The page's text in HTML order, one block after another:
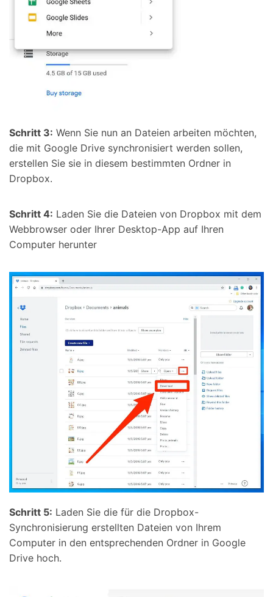
Schritt 3: Wenn Sie nun an Dateien arbeiten möchten,
die mit Google Drive synchronisiert werden sollen,
erstellen Sie sie in diesem bestimmten Ordner in
Dropbox.
Schritt 4: Laden Sie die Dateien von Dropbox mit dem
Webbrowser oder Ihrer Desktop-App auf Ihren
Computer herunter
Schritt 5: Laden Sie die für die Dropbox-
Synchronisierung erstellten Dateien von Ihrem
Computer in den entsprechenden Ordner in Google
Drive hoch.